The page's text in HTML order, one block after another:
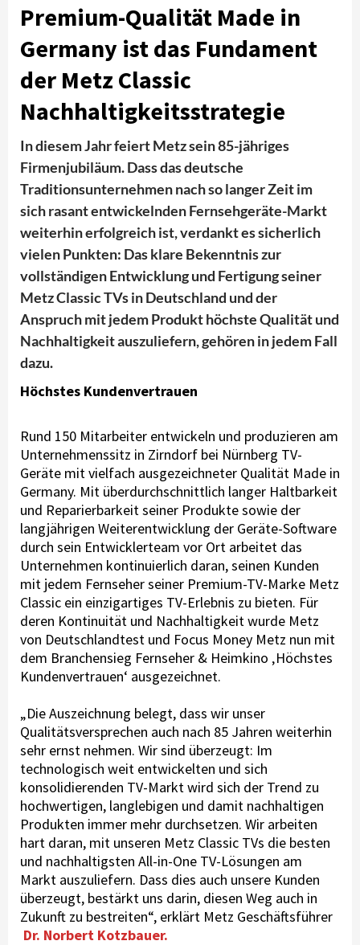
Premium-Qualität Made in
Germany ist das Fundament
der Metz Classic
Nachhaltigkeitsstrategie
In diesem Jahr feiert Metz sein 85-jähriges
Firmenjubiläum. Dass das deutsche
Traditionsunternehmen nach so langer Zeit im
sich rasant entwickelnden Fernsehgeräte-Markt
weiterhin erfolgreich ist, verdankt es sicherlich
vielen Punkten: Das klare Bekenntnis zur
vollständigen Entwicklung und Fertigung seiner
Metz Classic TVs in Deutschland und der
Anspruch mit jedem Produkt höchste Qualität und
Nachhaltigkeit auszuliefern, gehören in jedem Fall
dazu.
Höchstes Kundenvertrauen
Rund 150 Mitarbeiter entwickeln und produzieren am
Unternehmenssitz in Zirndorf bei Nürnberg TV-
Geräte mit vielfach ausgezeichneter Qualität Made in
Germany. Mit überdurchschnittlich langer Haltbarkeit
und Reparierbarkeit seiner Produkte sowie der
langjährigen Weiterentwicklung der Geräte-Software
durch sein Entwicklerteam vor Ort arbeitet das
Unternehmen kontinuierlich daran, seinen Kunden
mit jedem Fernseher seiner Premium-TV-Marke Metz
Classic ein einzigartiges TV-Erlebnis zu bieten. Für
deren Kontinuität und Nachhaltigkeit wurde Metz
von Deutschlandtest und Focus Money Metz nun mit
dem Branchensieg Fernseher & Heimkino ‚Höchstes
Kundenvertrauen‘ ausgezeichnet.
„Die Auszeichnung belegt, dass wir unser
Qualitätsversprechen auch nach 85 Jahren weiterhin
sehr ernst nehmen. Wir sind überzeugt: Im
technologisch weit entwickelten und sich
konsolidierenden TV-Markt wird sich der Trend zu
hochwertigen, langlebigen und damit nachhaltigen
Produkten immer mehr durchsetzen. Wir arbeiten
hart daran, mit unseren Metz Classic TVs die besten
und nachhaltigsten All-in-One TV-Lösungen am
Markt auszuliefern. Dass dies auch unsere Kunden
überzeugt, bestärkt uns darin, diesen Weg auch in
Zukunft zu bestreiten“, erklärt Metz Geschäftsführer
Dr. Norbert Kotzbauer.